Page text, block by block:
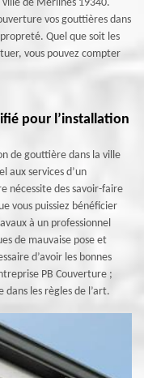
de Merlines 19340.
vos gouttières dans
Quel que soit les
vous pouvez compter
pour l’installation
de gouttière dans la ville
aux services d’un
nécessite des savoir-faire
vous puissiez bénéficier
à un professionnel
de mauvaise pose et
d’avoir les bonnes
PB Couverture ;
les règles de l’art.